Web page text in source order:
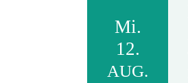
Mi.
12.
AUG.